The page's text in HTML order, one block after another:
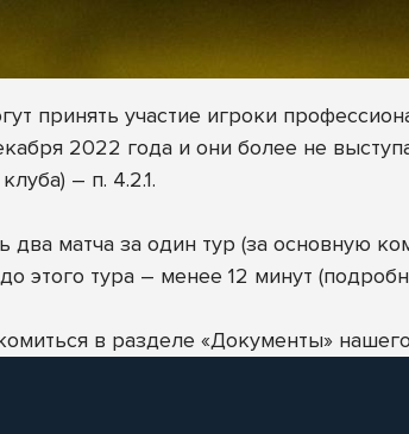
принять участие игроки
2022 года и они более не
– п. 4.2.1.
матча за один тур (за основную
этого тура – менее 12 минут
в разделе «Документы»